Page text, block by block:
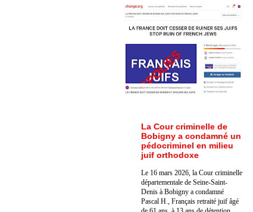
La Cour criminelle de
Bobigny a condamné un
pédocriminel en milieu
juif orthodoxe
Le 16 mars 2026, la Cour criminelle
départementale de Seine-Saint-
Denis à Bobigny a condamné
Pascal H., Français retraité juif âgé